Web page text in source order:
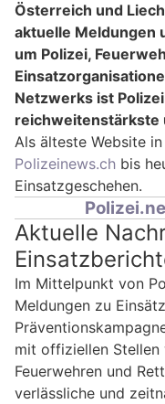
Österreich und
aktuelle Meldungen
um Polizei,
Netzwerks ist
reichweitenstärkste
Als älteste Website
Polizeinews.ch bis
Einsatzgeschehen.
Aktuelle
Im Mittelpunkt von
Meldungen zu
mit offiziellen Stellen
Feuerwehren und
verlässliche und